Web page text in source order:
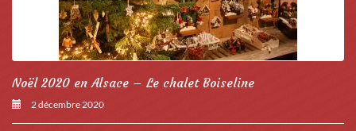
Noël 2020 en Alsace – Le chalet Boiseline
2 décembre 2020